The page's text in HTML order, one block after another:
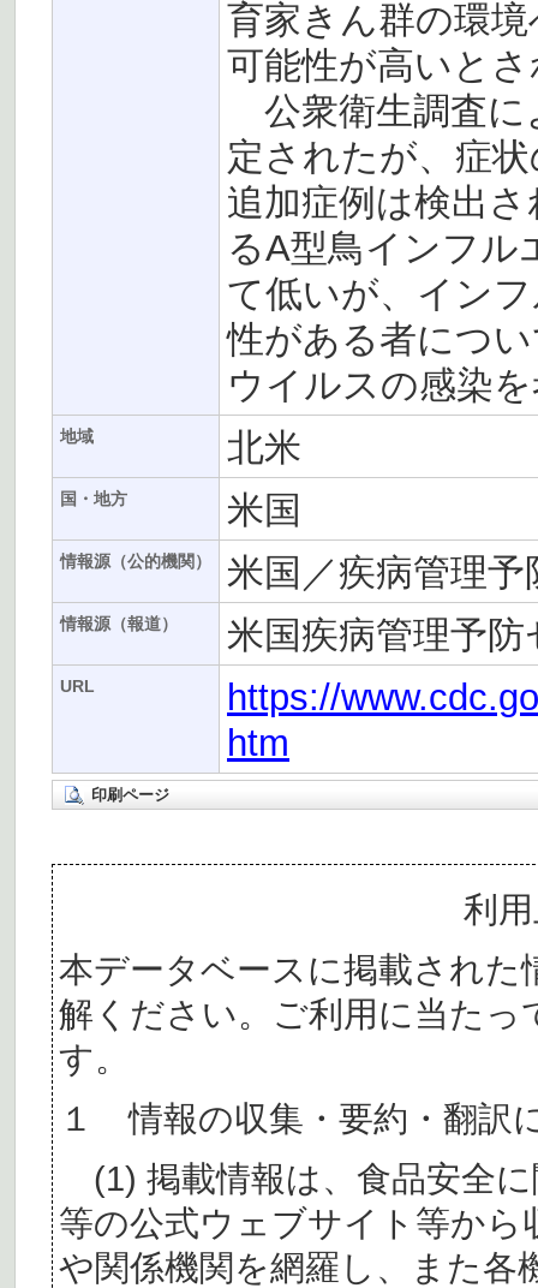
育家きん群の環
可能性が高いと
公衆衛生調査に
定されたが、症
追加症例は検出
るA型鳥インフル
て低いが、イン
性がある者につ
ウイルスの感染
地域 北米
国・地方 米国
情報源（公的機関） 米国／疾病管理
情報源（報道） 米国疾病管理予
URL
https://
htm
印刷ページ
利
本データベースに掲載された
解ください。ご利用に当た
す。
１ 情報の収集・要約・翻訳
(1) 掲載情報は、食品安全
等の公式ウェブサイト等か
や関係機関を網羅し、また各